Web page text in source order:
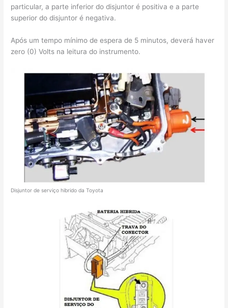
particular, a parte inferior do disjuntor é positiva e a parte
superior do disjuntor é negativa.
Após um tempo mínimo de espera de 5 minutos, deverá haver
zero (0) Volts na leitura do instrumento.
Disjuntor de serviço hibrido da Toyota